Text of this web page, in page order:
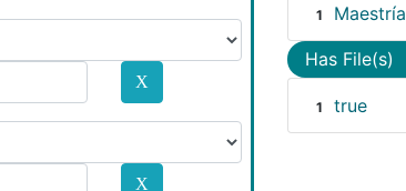
1 Maestría
Has File(s)
1 true